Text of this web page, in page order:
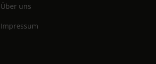
Über uns
Impressum